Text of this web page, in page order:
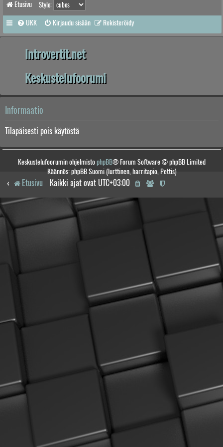
Etusivu Style:
UKK Kirjaudu sisään Rekisteröidy
Introvertit.net
Keskustelufoorumi
Informaatio
Tilapäisesti pois käytöstä
Keskustelufoorumin ohjelmistophpBB® Forum Software © phpBB Limited
Käännös: phpBB Suomi (lurttinen, harritapio, Pettis)
Etusivu Kaikki ajat ovat UTC+03:00